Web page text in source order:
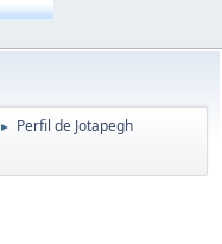
► Perfil de Jotapegh